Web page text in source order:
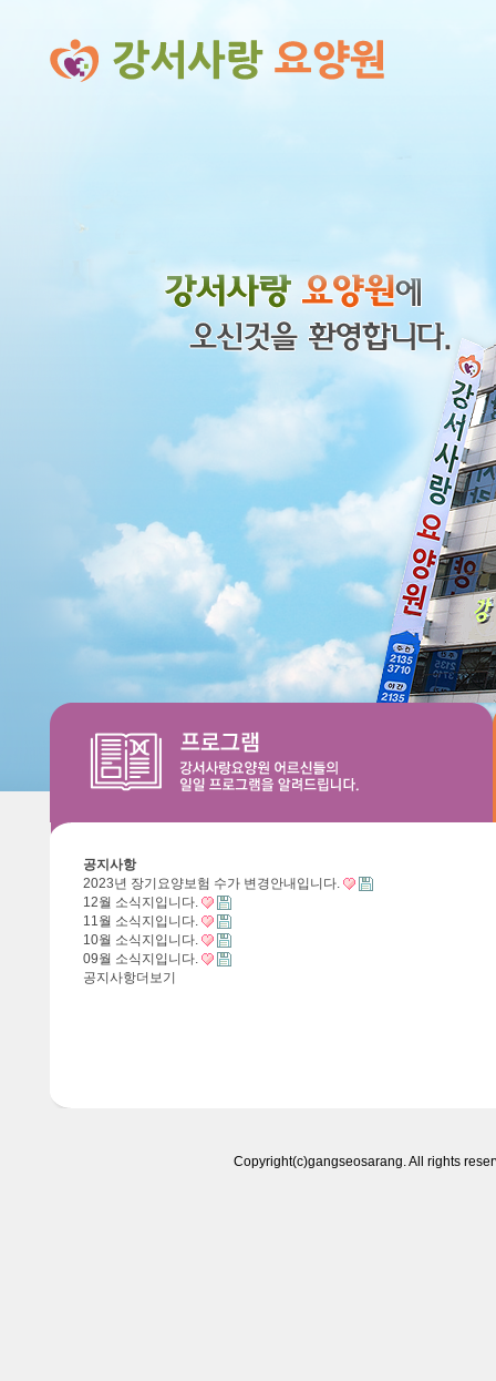
공지사항
2023년 장기요양보험 수가 변경안내입니다.
12월 소식지입니다.
11월 소식지입니다.
10월 소식지입니다.
09월 소식지입니다.
공지사항더보기
Copyright(c)gangseosarang. All rights